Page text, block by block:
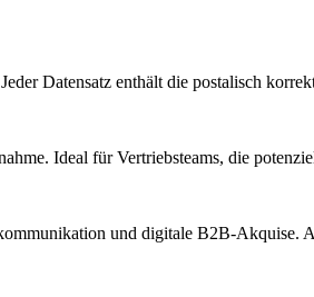
Datensatz enthält die postalisch
Ideal für Vertriebsteams, die
und digitale B2B-